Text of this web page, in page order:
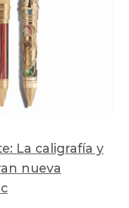
La caligrafía y
nueva